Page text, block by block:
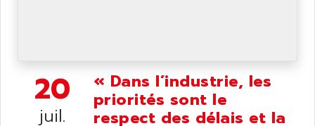
20
juil.
« Dans l’industrie, les
priorités sont le
respect des délais et la